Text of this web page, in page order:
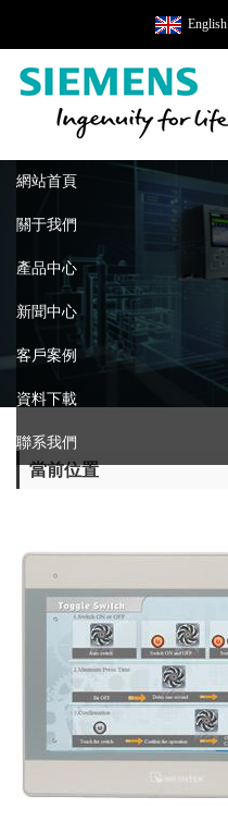
English
網站首頁
關于我們
產品中心
新聞中心
客戶案例
資料下載
聯系我們
當前位置